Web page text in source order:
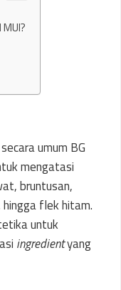
umum BG
mengatasi
bruntusan,
flek hitam.
untuk
ingredientyang